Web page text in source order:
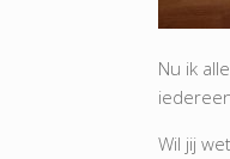
Nu ik
Wil jij